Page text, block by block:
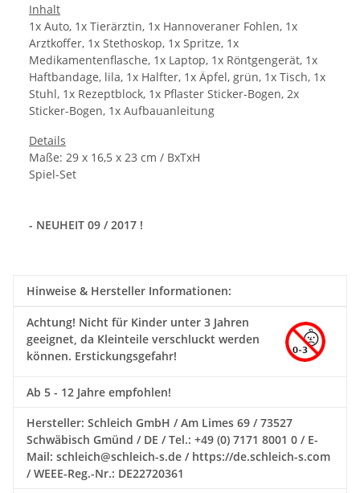
Inhalt
1x Auto, 1x Tierärztin, 1x Hannoveraner Fohlen, 1x
Arztkoffer, 1x Stethoskop, 1x Spritze, 1x
Medikamentenflasche, 1x Laptop, 1x Röntgengerät, 1x
Haftbandage, lila, 1x Halfter, 1x Äpfel, grün, 1x Tisch, 1x
Stuhl, 1x Rezeptblock, 1x Pflaster Sticker-Bogen, 2x
Sticker-Bogen, 1x Aufbauanleitung
Details
Maße: 29 x 16,5 x 23 cm / BxTxH
Spiel-Set
- NEUHEIT 09 / 2017 !
Hinweise & Hersteller Informationen:
Achtung! Nicht für Kinder unter 3 Jahren
geeignet, da Kleinteile verschluckt werden
können. Erstickungsgefahr!
Ab 5 - 12 Jahre empfohlen!
Hersteller: Schleich GmbH / Am Limes 69 / 73527
Schwäbisch Gmünd / DE / Tel.: +49 (0) 7171 8001 0 / E-
Mail: schleich@schleich-s.de / https://de.schleich-s.com
/ WEEE-Reg.-Nr.: DE22720361